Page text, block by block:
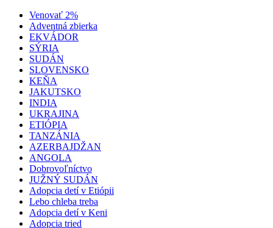
Venovať 2%
Adventná zbierka
EKVÁDOR
SÝRIA
SUDÁN
SLOVENSKO
KEŇA
JAKUTSKO
INDIA
UKRAJINA
ETIÓPIA
TANZÁNIA
AZERBAJDŽAN
ANGOLA
Dobrovoľníctvo
JUŽNÝ SUDÁN
Adopcia detí v Etiópii
Lebo chleba treba
Adopcia detí v Keni
Adopcia tried